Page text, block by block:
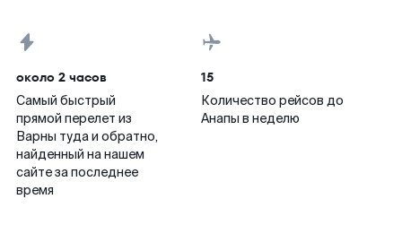
около 2 часов
Самый быстрый
прямой перелет из
Варны туда и обратно,
найденный на нашем
сайте за последнее
время
15
Количество рейсов до
Анапы в неделю